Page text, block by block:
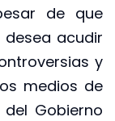
de que
acudir
y
medios de
Gobierno